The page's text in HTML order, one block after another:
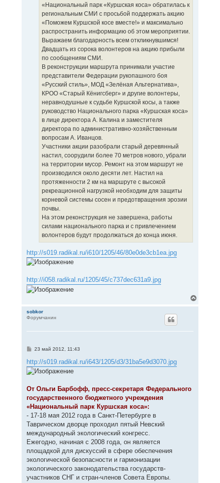
«Национальный парк «Куршская коса» обратилась к
региональным СМИ с просьбой поддержать акцию
«Поможем Куршской косе вместе!» и максимально
распространить информацию об этом мероприятии.
Выражаем благодарность всем откликнувшимся!
Двадцать из сорока волонтеров на акцию прибыли
по сообщениям СМИ.
В реконструкции маршрута принимали участие
представители Федерации рукопашного боя
«Русский стиль», МОД «Зелёная Альтернатива»,
КРОО «Старый Кёнигсберг» и другие волонтеры,
неравнодушные к судьбе Куршской косы, а также
руководство Национального парка «Куршская коса»
в лице директора А. Калина и заместителя
директора по административно-хозяйственным
вопросам А. Иванцов.
Участники акции разобрали старый деревянный
настил, соорудили более 70 метров нового, убрали
на территории мусор. Ремонт на этом маршрут не
производился около десяти лет. Настил на
протяженности 2 км на маршруте с высокой
рекреационной нагрузкой необходим для защиты
корневой системы сосен и предотвращения эрозии
почвы.
На этом реконструкция не завершена, работы
силами национального парка и с привлечением
волонтеров будут продолжаться до конца июня.
http://s019.radikal.ru/i610/1205/46/80e0de3cb1ea.jpg
http://i058.radikal.ru/1205/45/c737dec631a9.jpg
sobkor
Форумчанин
С
о
б
щ
и
е
23 май 2012, 11:43
http://s019.radikal.ru/i643/1205/d3/31ba5e9d3070.jpg
От Ольги Барбофф, пресс-секретаря Федерального
государственного бюджетного учреждения
«Национальный парк Куршская коса»:
- 17-18 мая 2012 года в Санкт-Петербурге в
Таврическом дворце проходил пятый Невский
международный экологический конгресс.
Ежегодно, начиная с 2008 года, он является
площадкой для дискуссий в сфере обеспечения
экологической безопасности и гармонизации
экологического законодательства государств-
участников СНГ и стран-членов Совета Европы.